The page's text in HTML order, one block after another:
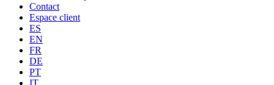
Contact
Espace client
ES
EN
FR
DE
PT
IT